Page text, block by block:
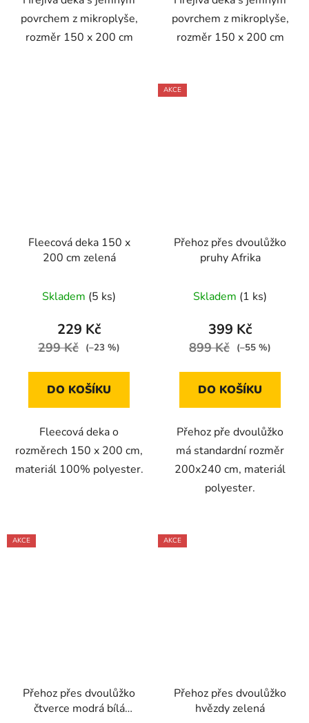
povrchem z mikroplyše,
rozměr 150 x 200 cm
povrchem z mikroplyše,
rozměr 150 x 200 cm
Fleecová deka 150 x
200 cm zelená
Skladem (5 ks)
229 Kč
299 Kč (–23 %)
DO KOŠÍKU
Fleecová deka o
rozměrech 150 x 200 cm,
materiál 100% polyester.
AKCE
Přehoz přes dvoulůžko
pruhy Afrika
Skladem (1 ks)
399 Kč
899 Kč (–55 %)
DO KOŠÍKU
Přehoz pře dvoulůžko
má standardní rozměr
200x240 cm, materiál
polyester.
AKCE
Přehoz přes dvoulůžko
čtverce modrá bílá
AKCE
Přehoz přes dvoulůžko
hvězdy zelená